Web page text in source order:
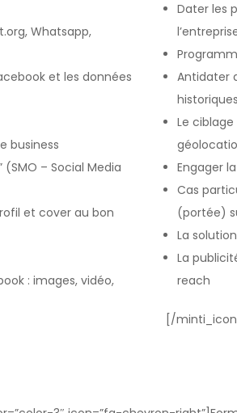
Whatsapp,
et les données
business
(SMO – Social Media
et cover au bon
: images, vidéo,
Dater les
Antidater
Le
Engager
Cas
(portée)
La
La
reach
[/